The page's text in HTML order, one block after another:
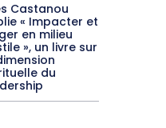
Castanou
« Impacter et
en milieu
», un livre sur
du